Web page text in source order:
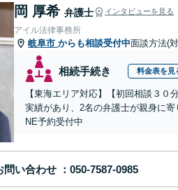
岡 厚希 弁護士 インタビューを見る
アイル法律事務所
岐阜市 からも相談受付中面談方法(
相続手続き 料金表を見
【東海エリア対応】【初回相談３
実績があり、2名の弁護士が親身に
NE予約受付中
問い合わせ